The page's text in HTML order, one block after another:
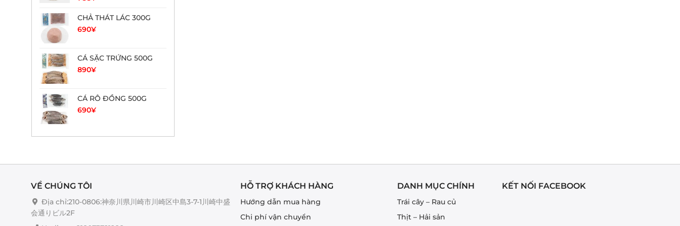
CHẢ THÁT LÁC 300G
690¥
CÁ SẶC TRỨNG 500G
890¥
CÁ RÔ ĐỒNG 500G
690¥
VỀ CHÚNG TÔI
Địa chỉ:210-0806:神奈川県川崎市川崎区中島3-7-1川崎中盛
会通りビル2F
HỖ TRỢ KHÁCH HÀNG
Hướng dẫn mua hàng
Chi phí vận chuyển
DANH MỤC CHÍNH
Trái cây – Rau củ
Thịt – Hải sản
KẾT NỐI FACEBOOK